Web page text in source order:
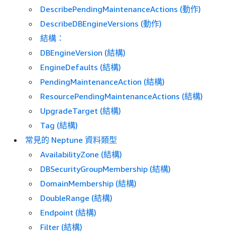
DescribePendingMaintenanceActions (動作)
DescribeDBEngineVersions (動作)
結構：
DBEngineVersion (結構)
EngineDefaults (結構)
PendingMaintenanceAction (結構)
ResourcePendingMaintenanceActions (結構)
UpgradeTarget (結構)
Tag (結構)
常見的 Neptune 資料類型
AvailabilityZone (結構)
DBSecurityGroupMembership (結構)
DomainMembership (結構)
DoubleRange (結構)
Endpoint (結構)
Filter (結構)